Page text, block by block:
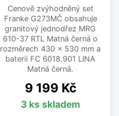
Cenově zvýhodněný set
Franke G273MČ obsahuje
granitový jednodřez MRG
610-37 RTL Matná černá o
rozměrech 430 x 530 mm a
baterii FC 6018.901 LINA
Matná černá.
Cena
9 199 Kč
3 ks skladem